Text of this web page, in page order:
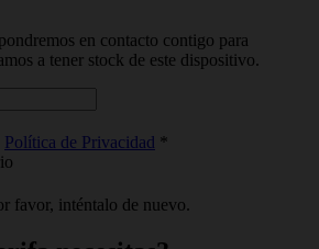
en contacto contigo para
a tener stock de este dispositivo.
Política de Privacidad *
favor, inténtalo de nuevo.